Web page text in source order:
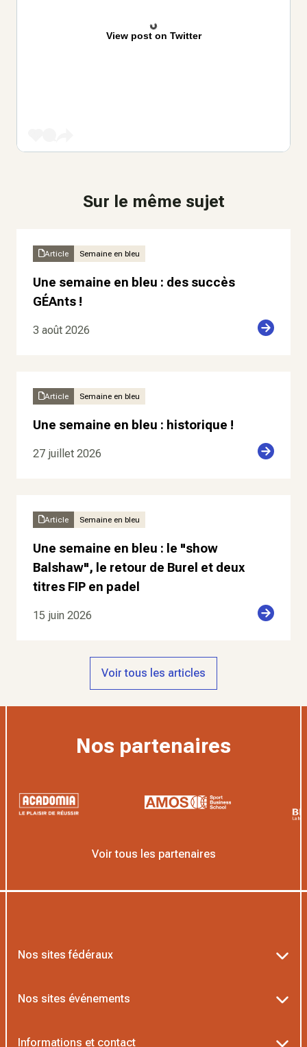
View post on Twitter
Sur le même sujet
Article Semaine en bleu
Une semaine en bleu : des succès
GÉAnts !
3 août 2026
Article Semaine en bleu
Une semaine en bleu : historique !
27 juillet 2026
Article Semaine en bleu
Une semaine en bleu : le "show
Balshaw", le retour de Burel et deux
titres FIP en padel
15 juin 2026
Voir tous les articles
Nos partenaires
Voir tous les partenaires
Nos sites fédéraux
Nos sites événements
Informations et contact